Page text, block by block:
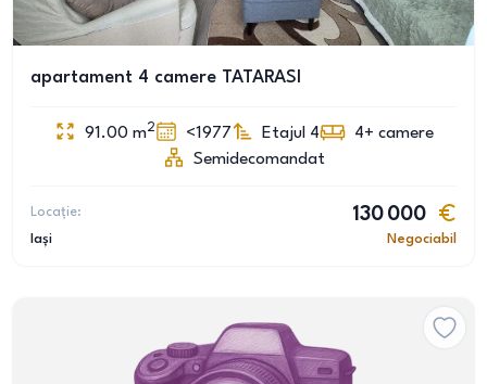
apartament 4 camere TATARASI
91.00 m2 <1977 Etajul 4 4+ camere
Semidecomandat
Locație:
Iași
130 000
Negociabil